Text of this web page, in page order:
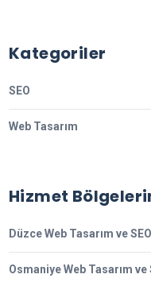
Kategoriler
SEO
Web Tasarım
Hizmet
Düzce Web Tasarım ve
Osmaniye Web Tasarım ve